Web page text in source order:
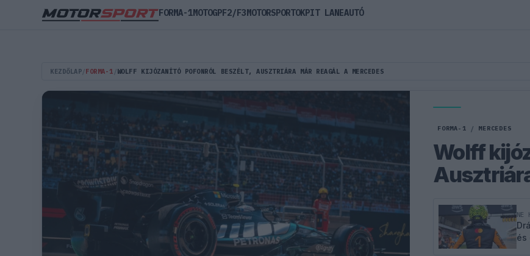
KEZDŐLAP FORMA-1 WOLFF KIJÓZANÍTÓ POFONRÓL BESZÉLT, AUSZTRIÁRA MÁR REAGÁL A MERCEDES
FORMA-1 / MERCEDES
Wolff
NE
és
FORMA-1MOTOGPF2/F3MOTORSPORTOKPIT LANEAUTÓ